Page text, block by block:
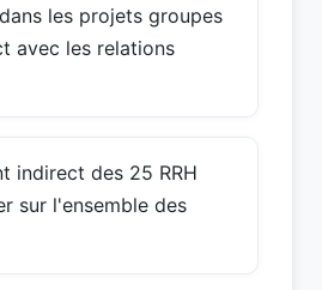
les projets groupes
avec les relations
indirect des 25 RRH
sur l'ensemble des